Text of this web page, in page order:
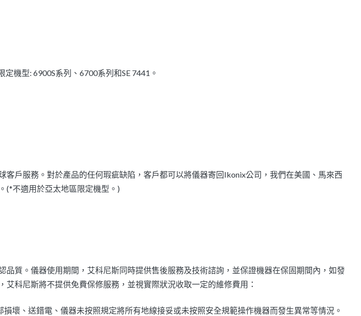
定機型: 6900S系列、6700系列和SE 7441。
客戶服務。對於產品的任何瑕疵缺陷，客戶都可以將儀器寄回Ikonix公司，我們在美國、馬來西
(*不適用於亞太地區限定機型。)
質。儀器使用期間，艾科尼斯同時提供售後服務及技術諮詢，並保證機器在保固期間內，如發
科尼斯將不提供免費保修服務，並視實際狀況收取一定的維修費用：
壞、送錯電、儀器未按照規定將所有地線接妥或未按照安全規範操作機器而發生異常等情況。